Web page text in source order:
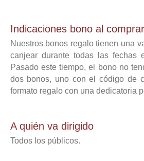
Indicaciones bono al
Nuestros bonos regalo tienen una
canjear durante todas las fechas
Pasado este tiempo, el bono no
dos bonos, uno con el código de
formato regalo con una dedicatoria
A quién va dirigido
Todos los públicos.